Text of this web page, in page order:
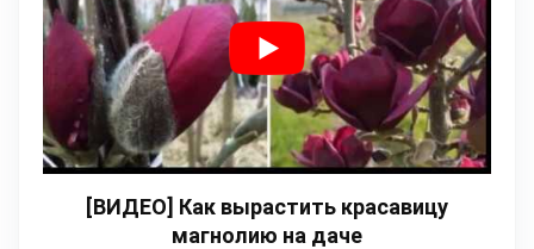
[ВИДЕО] Как вырастить красавицу
магнолию на даче